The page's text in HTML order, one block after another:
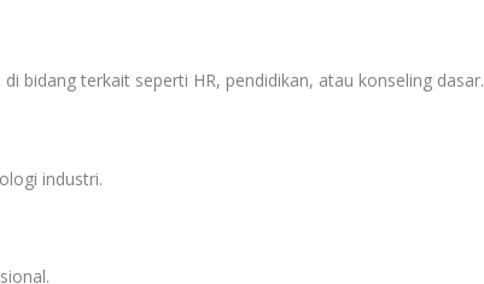
bidang terkait seperti HR, pendidikan, atau konseling dasar.
industri.